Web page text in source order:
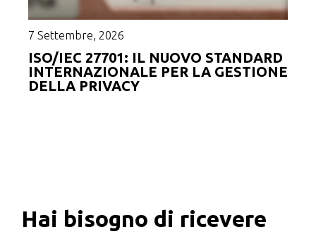
7 Settembre, 2026
ISO/IEC 27701: IL NUOVO STANDARD
INTERNAZIONALE PER LA GESTIONE
DELLA PRIVACY
Hai bisogno di ricevere